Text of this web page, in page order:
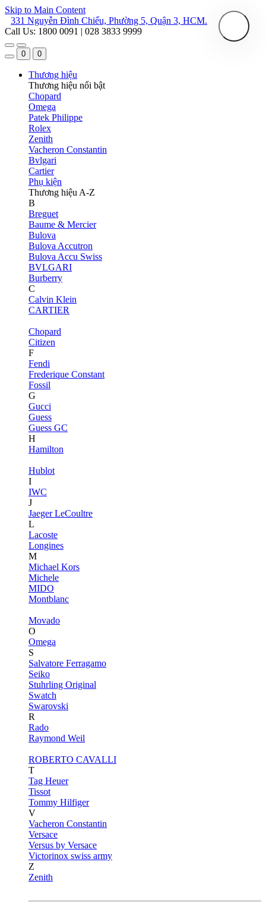
Skip to Main Content
331 Nguyễn Đình Chiểu, Phường 5, Quận 3, HCM.
Call Us: 1800 0091 | 028 3833 9999
0 0
Thương hiệu
Thương hiệu nổi bật
Chopard
Omega
Patek Philippe
Rolex
Zenith
Vacheron Constantin
Bvlgari
Cartier
Phụ kiện
Thương hiệu A-Z
B
Breguet
Baume & Mercier
Bulova
Bulova Accutron
Bulova Accu Swiss
BVLGARI
Burberry
C
Calvin Klein
CARTIER
Chopard
Citizen
F
Fendi
Frederique Constant
Fossil
G
Gucci
Guess
Guess GC
H
Hamilton
Hublot
I
IWC
J
Jaeger LeCoultre
L
Lacoste
Longines
M
Michael Kors
Michele
MIDO
Montblanc
Movado
O
Omega
S
Salvatore Ferragamo
Seiko
Stuhrling Original
Swatch
Swarovski
R
Rado
Raymond Weil
ROBERTO CAVALLI
T
Tag Heuer
Tissot
Tommy Hilfiger
V
Vacheron Constantin
Versace
Versus by Versace
Victorinox swiss army
Z
Zenith